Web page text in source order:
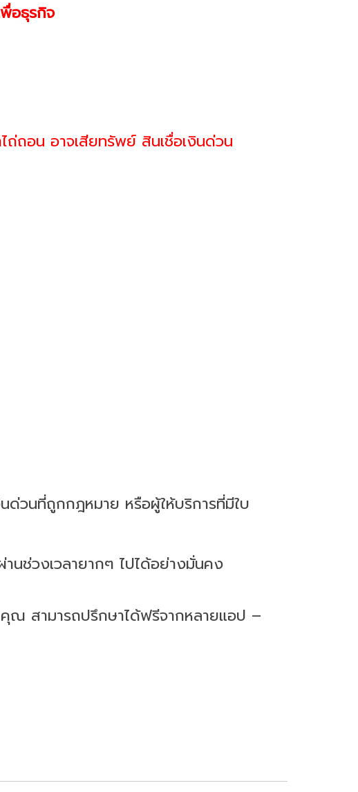
อธุรกิจ
ถอน อาจเสียทรัพย์ สินเชื่อเงินด่วน
นด่วนที่ถูกกฎหมาย หรือผู้ให้บริการที่มีใบ
านช่วงเวลายากๆ ไปได้อย่างมั่นคง
ณ สามารถปรึกษาได้ฟรีจากหลายแอป –